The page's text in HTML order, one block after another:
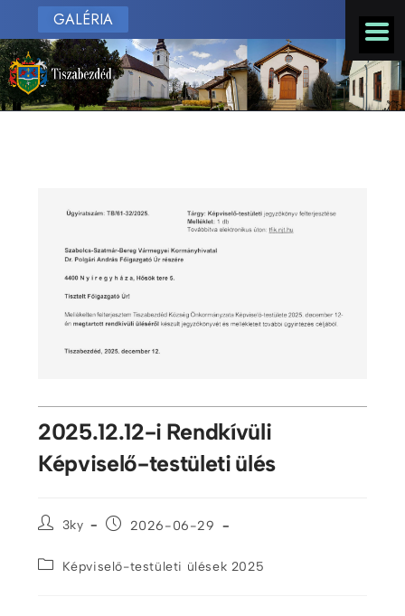
GALÉRIA
2025.12.12-i Rendkívüli
Képviselő-testületi ülés
3ky 2026-06-29
Képviselő-testületi ülések 2025